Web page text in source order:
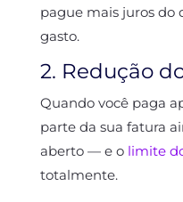
pague mais juros do
gasto.
2. Redução
Quando você paga
parte da sua fatura
aberto — e o limite
totalmente.